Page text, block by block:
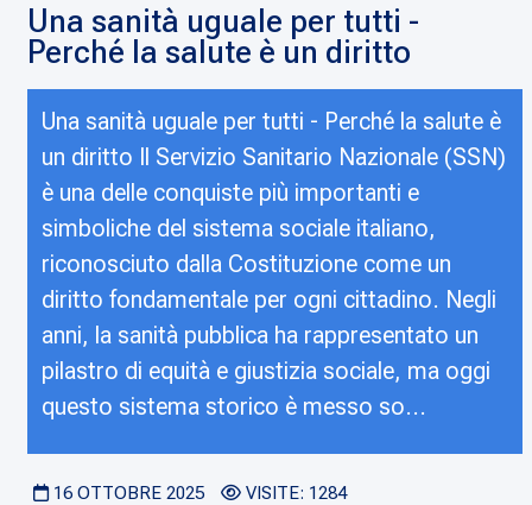
Una sanità uguale per tutti -
Perché la salute è un diritto
Una sanità uguale per tutti - Perché la salute è
un diritto Il Servizio Sanitario Nazionale (SSN)
è una delle conquiste più importanti e
simboliche del sistema sociale italiano,
riconosciuto dalla Costituzione come un
diritto fondamentale per ogni cittadino. Negli
anni, la sanità pubblica ha rappresentato un
pilastro di equità e giustizia sociale, ma oggi
questo sistema storico è messo so...
16 OTTOBRE 2025 VISITE: 1284